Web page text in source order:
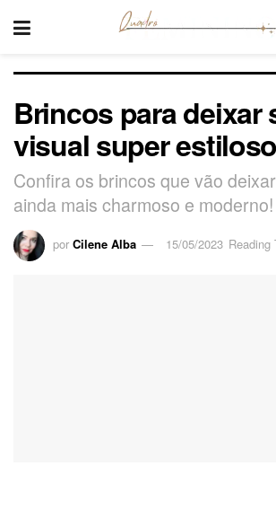
Brincos para deixar
visual super estiloso
Confira os brincos que vão
ainda mais charmoso e moderno!
por Cilene Alba 15/05/2023